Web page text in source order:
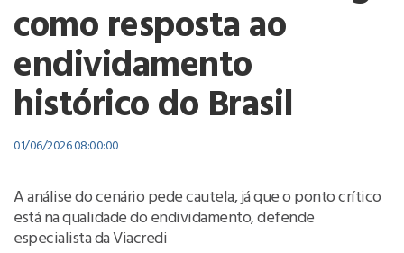
como resposta ao
endividamento
histórico do Brasil
01/06/2026 08:00:00
A análise do cenário pede cautela, já que o ponto crítico
está na qualidade do endividamento, defende
especialista da Viacredi